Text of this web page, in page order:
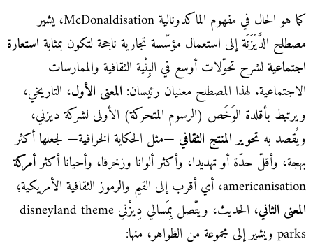
كما هو الحال في مفهوم الماكدونالية McDonaldisation، يشير
مصطلح الدَّيْزَنَة إلى استعمال مؤسّسة تجارية ناجحة لتكون بمثابةاستعارة
اجتماعيةلشرح تحوّلات أوسع في البِنْية الثقافية والممارسات
الاجتماعية. لهذا المصطلح معنيان رئيسان: المعنى الأول، التاريخي،
ويرتبط بأقلدة الوَخَص (الرسوم المتحركة) الأولى لشركة ديزني،
ويُقصد بهتحوير المنتج الثقافي —مثل الحكاية الخرافية— لجعلها أكثر
بهجة، وأقلّ حدّة أو تهديدا، وأكثر ألوانا وزخرفا، وأحيانا أكثرأمركة
americanisation، أي أقرب إلى القيم والرموز الثقافية الأمريكية؛
المعنى الثاني
، الحديث، ويتّصل بِمَسالي دِيزْني disneyland theme
parks ويشير إلى مجموعة من الظواهر، منها: